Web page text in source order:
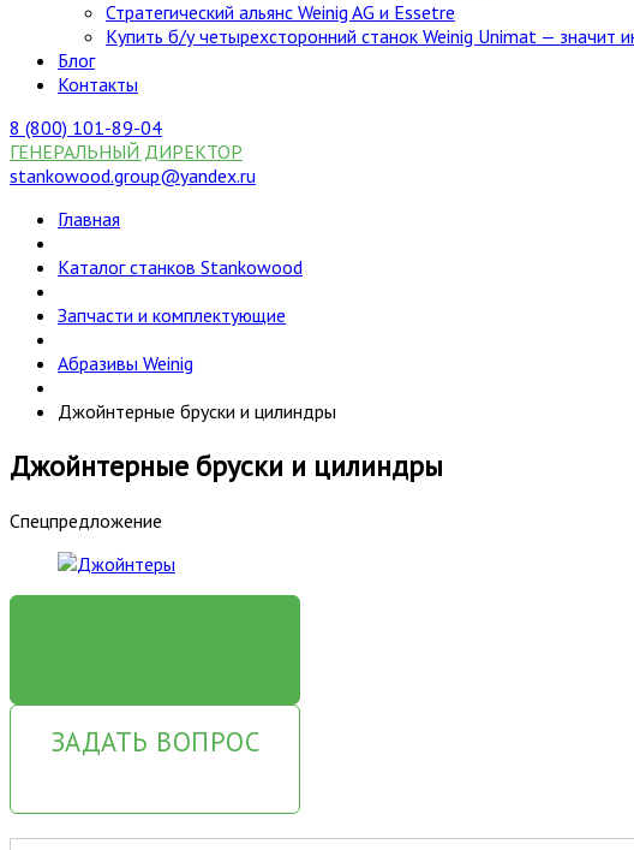
Стратегический альянс Weinig AG и Essetre
Купить б/у четырехсторонний станок Weinig Unimat — значит
Блог
Контакты
8 (800) 101-89-04
ГЕНЕРАЛЬНЫЙ ДИРЕКТОР
stankowood.group@yandex.ru
Главная
Каталог станков Stankowood
Запчасти и комплектующие
Абразивы Weinig
Джойнтерные бруски и цилиндры
Джойнтерные бруски и цилиндры
Спецпредложение
ЗАДАТЬ ВОПРОС